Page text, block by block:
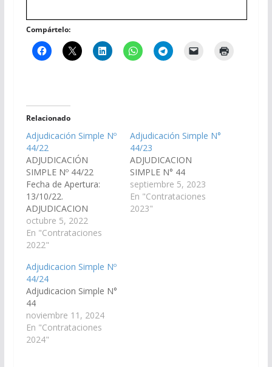
Compártelo:
Relacionado
Adjudicación Simple Nº
44/22
ADJUDICACIÓN
SIMPLE Nº 44/22
Fecha de Apertura:
13/10/22.
ADJUDICACION
SIMPLE N° 44
octubre 5, 2022
En "Contrataciones
2022"
Adjudicación Simple N°
44/23
ADJUDICACION
SIMPLE N° 44
septiembre 5, 2023
En "Contrataciones
2023"
Adjudicacion Simple Nº
44/24
Adjudicacion Simple N°
44
noviembre 11, 2024
En "Contrataciones
2024"